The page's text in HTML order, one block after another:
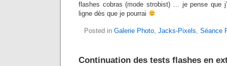
flashes cobras (mode strobist) … je pense que
ligne dès que je pourrai
Posted in Galerie Photo, Jacks-Pixels, Séance
Continuation des tests flashes en